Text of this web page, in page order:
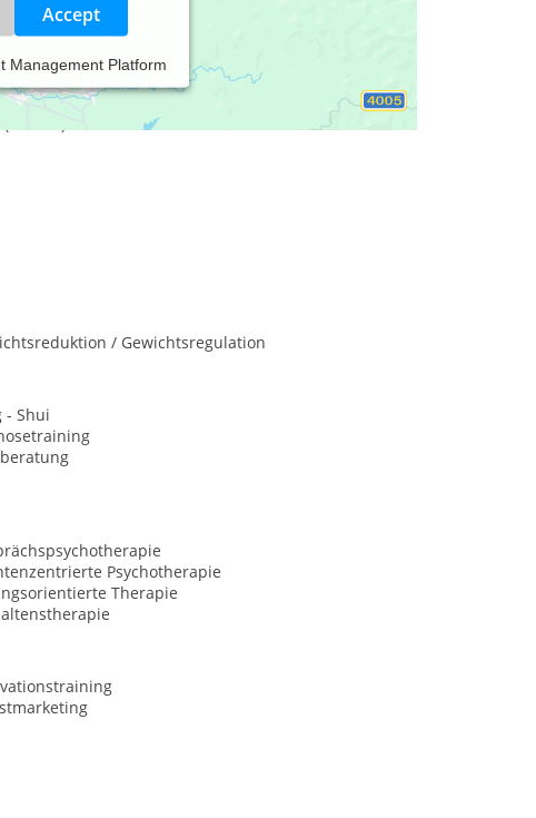
Accept
Management Platform
Verbundenheit mit allem was ist notwendig.
G.Eliot)
/ Gewichtsregulation
- Shui
Psychotherapie
Therapie